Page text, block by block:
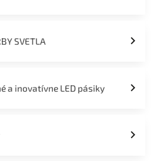
SVETLA
a inovatívne LED pásiky